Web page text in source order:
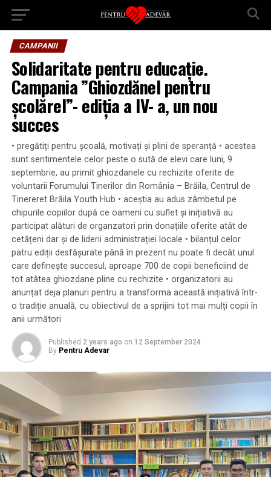
CAMPANII
Solidaritate pentru educație.
Campania ”Ghiozdănel pentru
școlărel”- ediția a IV- a, un nou
succes
• pregătiți pentru școală, motivați și plini de speranță • acestea
sunt sentimentele celor peste o sută de elevi care luni, 9
septembrie, au primit ghiozdanele cu rechizite oferite de
voluntarii Forumului Tinerilor din România – Brăila, Centrul de
Tinereret Brăila Youth Hub • aceștia au adus zâmbetul pe
chipurile copiilor după ce oameni cu suflet și inițiativă au
participat alături de organzatori prin donațiile oferite atât de
cetățeni dar și de liderii administrației locale • bilanțul celor
patru ediții desfășurate până în prezent nu poate fi decât unul
care definește succesul, aproape 700 de copii beneficiind de
tot atâtea ghiozdane pline cu rechizite • organizatorii au
anunțat deja planuri pentru a transforma această inițiativă într-
o tradiție anuală, cu obiectivul de a sprijini tot mai mulți copii în
anii următori
Published 2 years ago on 12 September 2024
By Pentru Adevar